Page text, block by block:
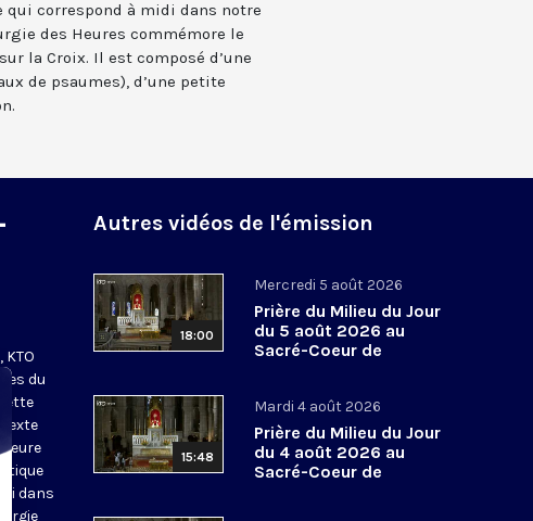
qui correspond à midi dans notre
des Heures commémore le
la Croix. Il est composé d’une
de psaumes), d’une petite
du
dans
Autres vidéos de l'émission
18:00
Mercredi 5 août 2026
Prière du Milieu du Jour
du 5 août 2026 au
Sacré-Coeur de
15:48
Mardi 4 août 2026
Prière du Milieu du Jour
du 4 août 2026 au
Sacré-Coeur de